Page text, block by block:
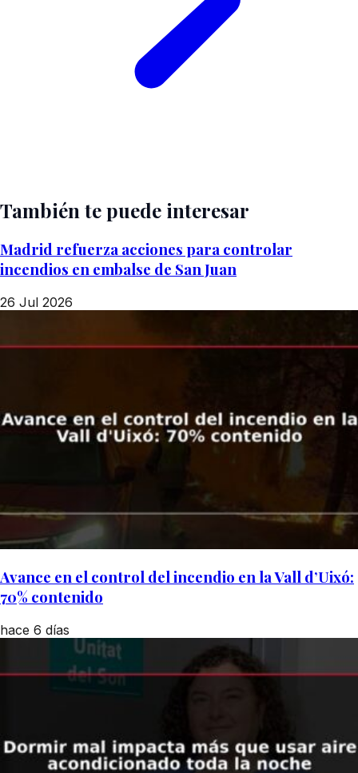
También te puede interesar
Madrid refuerza acciones para controlar
incendios en embalse de San Juan
26 Jul 2026
Avance en el control del incendio en la Vall d’Uixó:
70% contenido
hace 6 días